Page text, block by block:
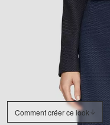
Comment créer ce look